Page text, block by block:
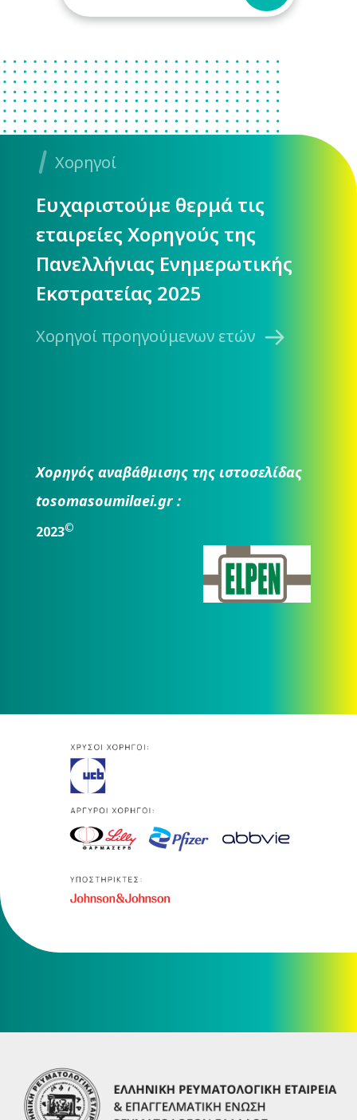
Χορηγοί
Ευχαριστούμε θερμά τις
εταιρείες Χορηγούς της
Πανελλήνιας Ενημερωτικής
Εκστρατείας 2025
Χορηγοί προηγούμενων ετών
Χορηγός αναβάθμισης της ιστοσελίδας
tosomasoumilaei.gr :
2023©